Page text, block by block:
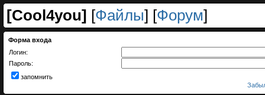
[Cool4you] [Файлы] [Форум]
Форма входа
Логин:
Пароль:
запомнить